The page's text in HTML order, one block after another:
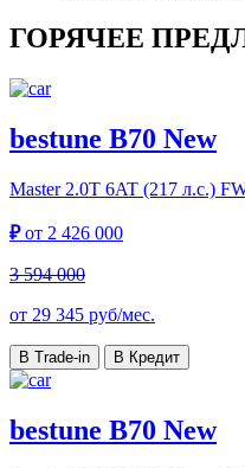
ГОРЯЧЕЕ
bestune B70 New
Master 2.0T 6AT (217 л.с.)
₽от 2 426 000
3 594 000
от 29 345 руб/мес.
В Trade-in В Кредит
bestune B70 New